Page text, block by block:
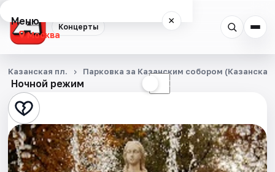
Концерты
Меню ×
Москва
Концерты
Города
Площадки
Артисты
Ночной режим ☾
Казанская пл. Парковка за Казанским собором (Казанская